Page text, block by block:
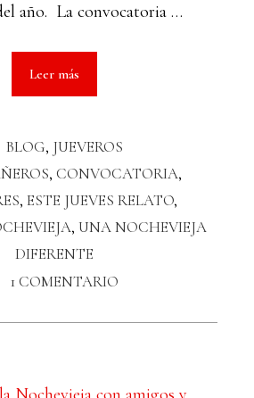
año. La convocatoria …
Leer más
BLOG, JUEVEROS
, CONVOCATORIA,
, ESTE JUEVES RELATO,
, UNA NOCHEVIEJA
DIFERENTE
1 COMENTARIO